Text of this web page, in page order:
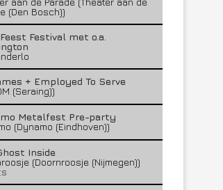
(Den Bosch))
Festival met o.a.
+ Employed To Serve
(Seraing))
Metalfest Pre-party
(Dynamo (Eindhoven))
Inside
(Doornroosje (Nijmegen))